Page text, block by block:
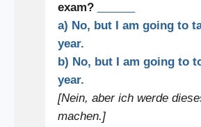
exam?
a) No, but I am going to
year.
b) No, but I am going to
year.
[Nein, aber ich werde
machen.]